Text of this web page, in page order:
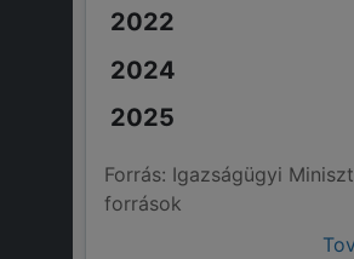
Forrás: Igazságügyi
források